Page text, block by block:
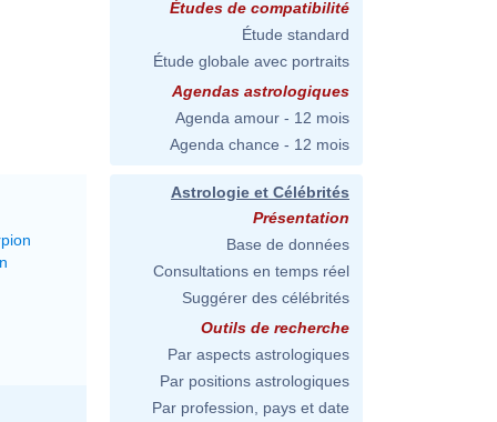
Études de compatibilité
Étude standard
Étude globale avec portraits
Agendas astrologiques
Agenda amour - 12 mois
Agenda chance - 12 mois
Astrologie et Célébrités
Présentation
Base de données
Consultations en temps réel
Suggérer des célébrités
Outils de recherche
Par aspects astrologiques
Par positions astrologiques
Par profession, pays et date